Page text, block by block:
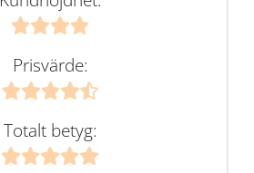
Prisvärde:
Totalt betyg: